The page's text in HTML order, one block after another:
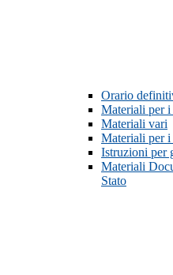
Orario
Materiali per
Materiali vari
Materiali per
Istruzioni per
Materiali
Stato